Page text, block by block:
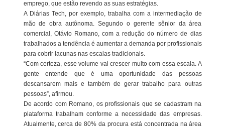
emprego, que estão revendo as suas estratégias.
A Diárias Tech, por exemplo, trabalha com a intermediação de
mão de obra autônoma. Segundo o gerente sênior da área
comercial, Otávio Romano, com a redução do número de dias
trabalhados a tendência é aumentar a demanda por profissionais
para cobrir lacunas nas escalas tradicionais.
“Com certeza, esse volume vai crescer muito com essa escala. A
gente entende que é uma oportunidade das pessoas
descansarem mais e também de gerar trabalho para outras
pessoas”, afirmou.
De acordo com Romano, os profissionais que se cadastram na
plataforma trabalham conforme a necessidade das empresas.
Atualmente, cerca de 80% da procura está concentrada na área